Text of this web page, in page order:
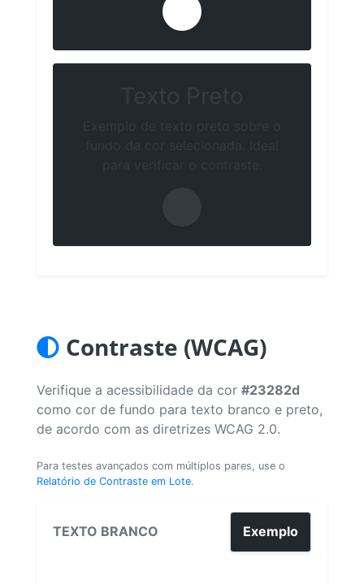
Contraste (WCAG)
Verifique a acessibilidade da cor #23282d
como cor de fundo para texto branco e preto,
de acordo com as diretrizes WCAG 2.0.
Para testes avançados com múltiplos pares, use o
Relatório de Contraste em Lote.
TEXTO BRANCO Exemplo